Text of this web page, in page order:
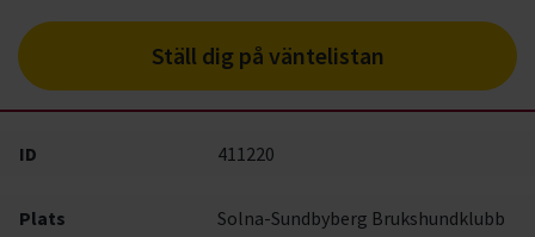
Ställ dig på väntelistan
ID 411220
Plats Solna-Sundbyberg Brukshundklubb